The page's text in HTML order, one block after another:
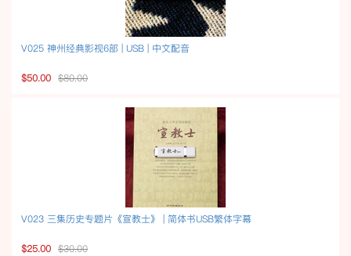
V025 神州经典影视6部 | USB | 中文配音
$50.00 $80.00
V023 三集历史专题片《宣教士》 | 简体书USB繁体字幕
$25.00 $30.00